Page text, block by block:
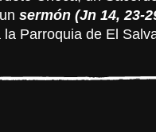
sermón (Jn 14, 23-
Parroquia de El